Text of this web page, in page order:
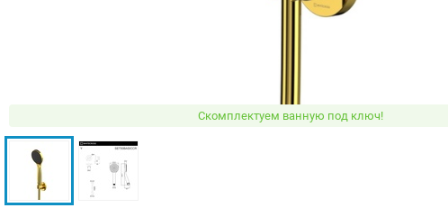
Скомплектуем ванную под ключ!